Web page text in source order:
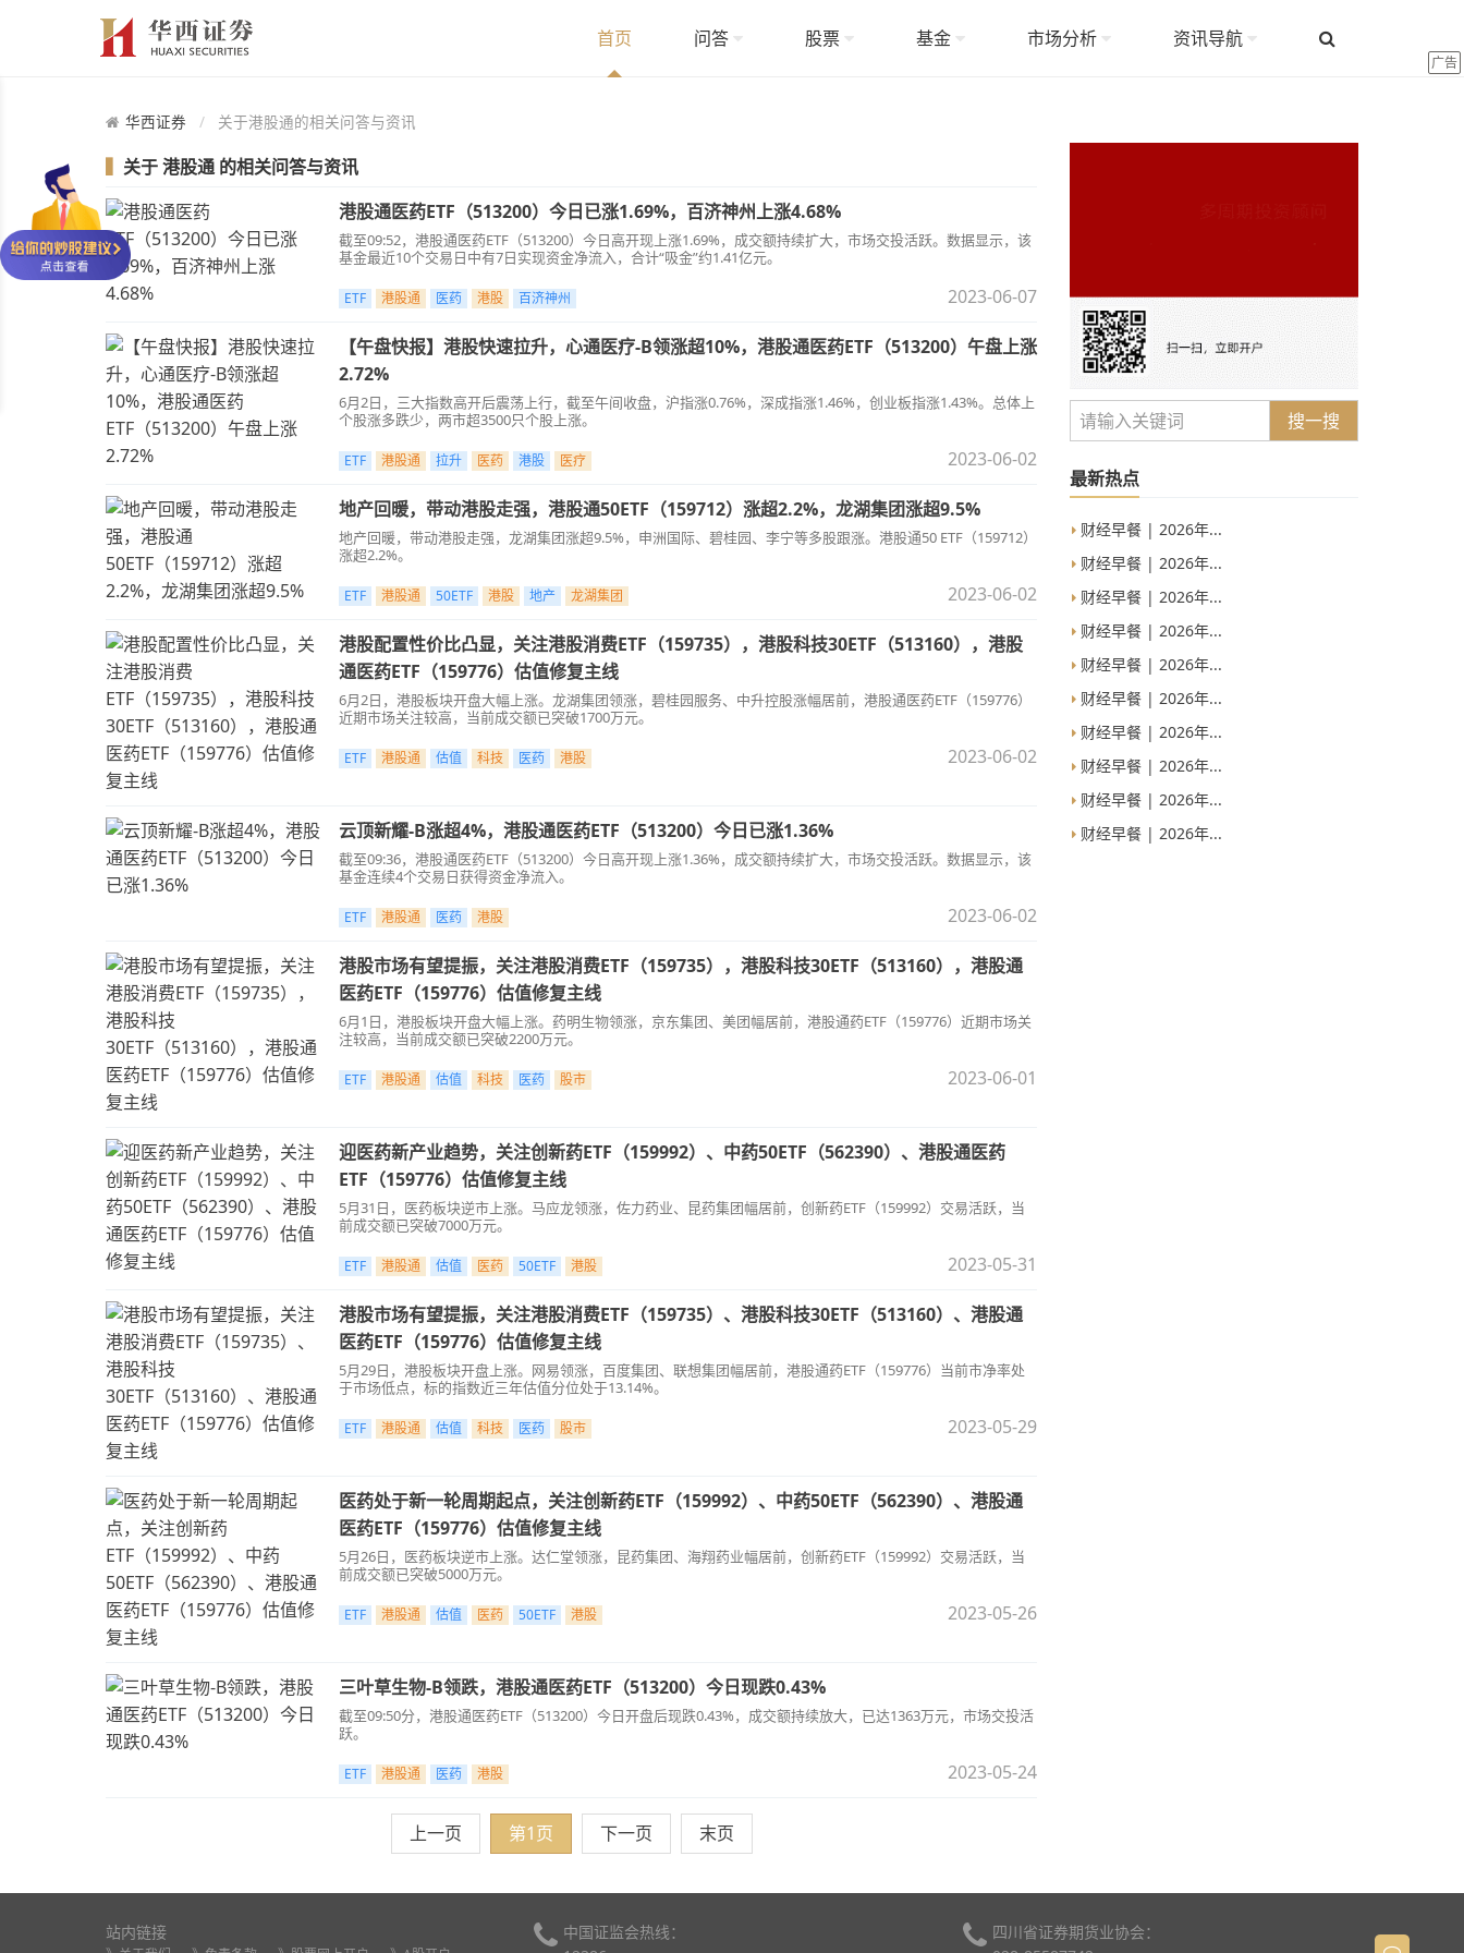
首页 问答 股票 基金 市场分析 资讯导航
广告
华西证券 关于港股通的相关问答与资讯
关于港股通的相关问答与资讯
港股通医药ETF（513200）今日已涨1.69%，百济神州上涨4.68%
截至09:52，港股通医药ETF（513200）今日高开现上涨1.69%，成交额持续扩大，市场交投活跃。数据显示，该
基金最近10个交易日中有7日实现资金净流入，合计“吸金”约1.41亿元。
ETF 港股通 医药 港股 百济神州 2023-06-07
【午盘快报】港股快速拉升，心通医疗-B领涨超10%，港股通医药ETF（513200）午盘上涨
2.72%
6月2日，三大指数高开后震荡上行，截至午间收盘，沪指涨0.76%，深成指涨1.46%，创业板指涨1.43%。总体上
个股涨多跌少，两市超3500只个股上涨。
ETF 港股通 拉升 医药 港股 医疗 2023-06-02
地产回暖，带动港股走强，港股通50ETF（159712）涨超2.2%，龙湖集团涨超9.5%
地产回暖，带动港股走强，龙湖集团涨超9.5%，申洲国际、碧桂园、李宁等多股跟涨。港股通50 ETF（159712）
涨超2.2%。
ETF 港股通 50ETF 港股 地产 龙湖集团 2023-06-02
港股配置性价比凸显，关注港股消费ETF（159735），港股科技30ETF（513160），港股
通医药ETF（159776）估值修复主线
6月2日，港股板块开盘大幅上涨。龙湖集团领涨，碧桂园服务、中升控股涨幅居前，港股通医药ETF（159776）
近期市场关注较高，当前成交额已突破1700万元。
ETF 港股通 估值 科技 医药 港股 2023-06-02
云顶新耀-B涨超4%，港股通医药ETF（513200）今日已涨1.36%
截至09:36，港股通医药ETF（513200）今日高开现上涨1.36%，成交额持续扩大，市场交投活跃。数据显示，该
基金连续4个交易日获得资金净流入。
ETF 港股通 医药 港股 2023-06-02
港股市场有望提振，关注港股消费ETF（159735），港股科技30ETF（513160），港股通
医药ETF（159776）估值修复主线
6月1日，港股板块开盘大幅上涨。药明生物领涨，京东集团、美团幅居前，港股通药ETF（159776）近期市场关
注较高，当前成交额已突破2200万元。
ETF 港股通 估值 科技 医药 股市 2023-06-01
迎医药新产业趋势，关注创新药ETF（159992）、中药50ETF（562390）、港股通医药
ETF（159776）估值修复主线
5月31日，医药板块逆市上涨。马应龙领涨，佐力药业、昆药集团幅居前，创新药ETF（159992）交易活跃，当
前成交额已突破7000万元。
ETF 港股通 估值 医药 50ETF 港股 2023-05-31
港股市场有望提振，关注港股消费ETF（159735）、港股科技30ETF（513160）、港股通
医药ETF（159776）估值修复主线
5月29日，港股板块开盘上涨。网易领涨，百度集团、联想集团幅居前，港股通药ETF（159776）当前市净率处
于市场低点，标的指数近三年估值分位处于13.14%。
ETF 港股通 估值 科技 医药 股市 2023-05-29
医药处于新一轮周期起点，关注创新药ETF（159992）、中药50ETF（562390）、港股通
医药ETF（159776）估值修复主线
5月26日，医药板块逆市上涨。达仁堂领涨，昆药集团、海翔药业幅居前，创新药ETF（159992）交易活跃，当
前成交额已突破5000万元。
ETF 港股通 估值 医药 50ETF 港股 2023-05-26
三叶草生物-B领跌，港股通医药ETF（513200）今日现跌0.43%
截至09:50分，港股通医药ETF（513200）今日开盘后现跌0.43%，成交额持续放大，已达1363万元，市场交投活
跃。
ETF 港股通 医药 港股 2023-05-24
上一页 第1页 下一页 末页
搜一搜
最新热点
财经早餐 | 2026年...
财经早餐 | 2026年...
财经早餐 | 2026年...
财经早餐 | 2026年...
财经早餐 | 2026年...
财经早餐 | 2026年...
财经早餐 | 2026年...
财经早餐 | 2026年...
财经早餐 | 2026年...
财经早餐 | 2026年...
站内链接
中国证监会热线：
四川省证券期货业协会：